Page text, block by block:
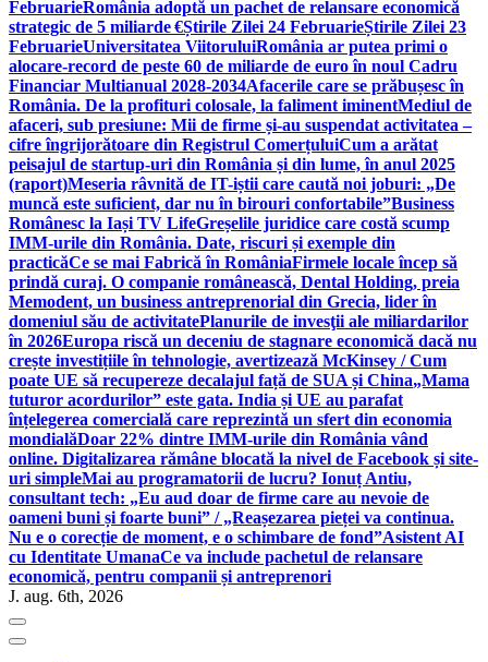
FebruarieRomânia adoptă un pachet de relansare economică
strategic de 5 miliarde €Știrile Zilei 24 FebruarieȘtirile Zilei 23
FebruarieUniversitatea ViitoruluiRomânia ar putea primi o
alocare-record de peste 60 de miliarde de euro în noul Cadru
Financiar Multianual 2028-2034Afacerile care se prăbușesc în
România. De la profituri colosale, la faliment iminentMediul de
afaceri, sub presiune: Mii de firme și-au suspendat activitatea –
cifre îngrijorătoare din Registrul ComerțuluiCum a arătat
peisajul de startup-uri din România și din lume, în anul 2025
(raport)Meseria râvnită de IT-iștii care caută noi joburi: „De
muncă este suficient, dar nu în birouri confortabile”Business
Românesc la Iași TV LifeGreșelile juridice care costă scump
IMM-urile din România. Date, riscuri și exemple din
practicăCe se mai Fabrică în RomâniaFirmele locale încep să
prindă curaj. O companie românească, Dental Holding, preia
Memodent, un business antreprenorial din Grecia, lider în
domeniul său de activitatePlanurile de invesţii ale miliardarilor
în 2026Europa riscă un deceniu de stagnare economică dacă nu
crește investițiile în tehnologie, avertizează McKinsey / Cum
poate UE să recupereze decalajul față de SUA și China„Mama
tuturor acordurilor” este gata. India și UE au parafat
înțelegerea comercială care reprezintă un sfert din economia
mondialăDoar 22% dintre IMM-urile din România vând
online. Digitalizarea rămâne blocată la nivel de Facebook și site-
uri simpleMai au programatorii de lucru? Ionuț Antiu,
consultant tech: „Eu aud doar de firme care au nevoie de
oameni buni și foarte buni” / „Reașezarea pieței va continua.
Nu e o corecție de moment, e o schimbare de fond”Asistent AI
cu Identitate UmanaCe va include pachetul de relansare
economică, pentru companii și antreprenori
J. aug. 6th, 2026